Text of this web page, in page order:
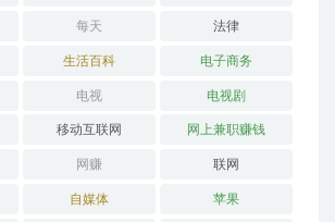
每天 法律
生活百科 电子商务
电视 电视剧
移动互联网 网上兼职赚钱
网赚 联网
自媒体 苹果